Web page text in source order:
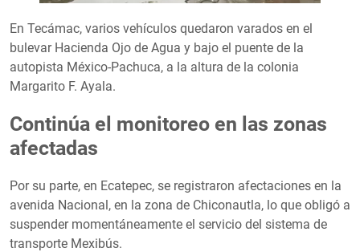
En Tecámac, varios vehículos quedaron varados en el
bulevar Hacienda Ojo de Agua y bajo el puente de la
autopista México-Pachuca, a la altura de la colonia
Margarito F. Ayala.
Continúa el monitoreo en las zonas
afectadas
Por su parte, en Ecatepec, se registraron afectaciones en la
avenida Nacional, en la zona de Chiconautla, lo que obligó a
suspender momentáneamente el servicio del sistema de
transporte Mexibús.